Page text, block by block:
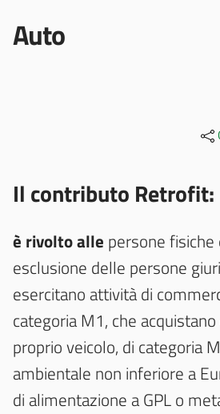
Auto
Il contributo Retrofit:
è rivolto alle persone fisiche
esclusione delle persone
esercitano attività di
categoria M1, che
proprio veicolo, di categoria
ambientale non inferiore a
di alimentazione a GPL o